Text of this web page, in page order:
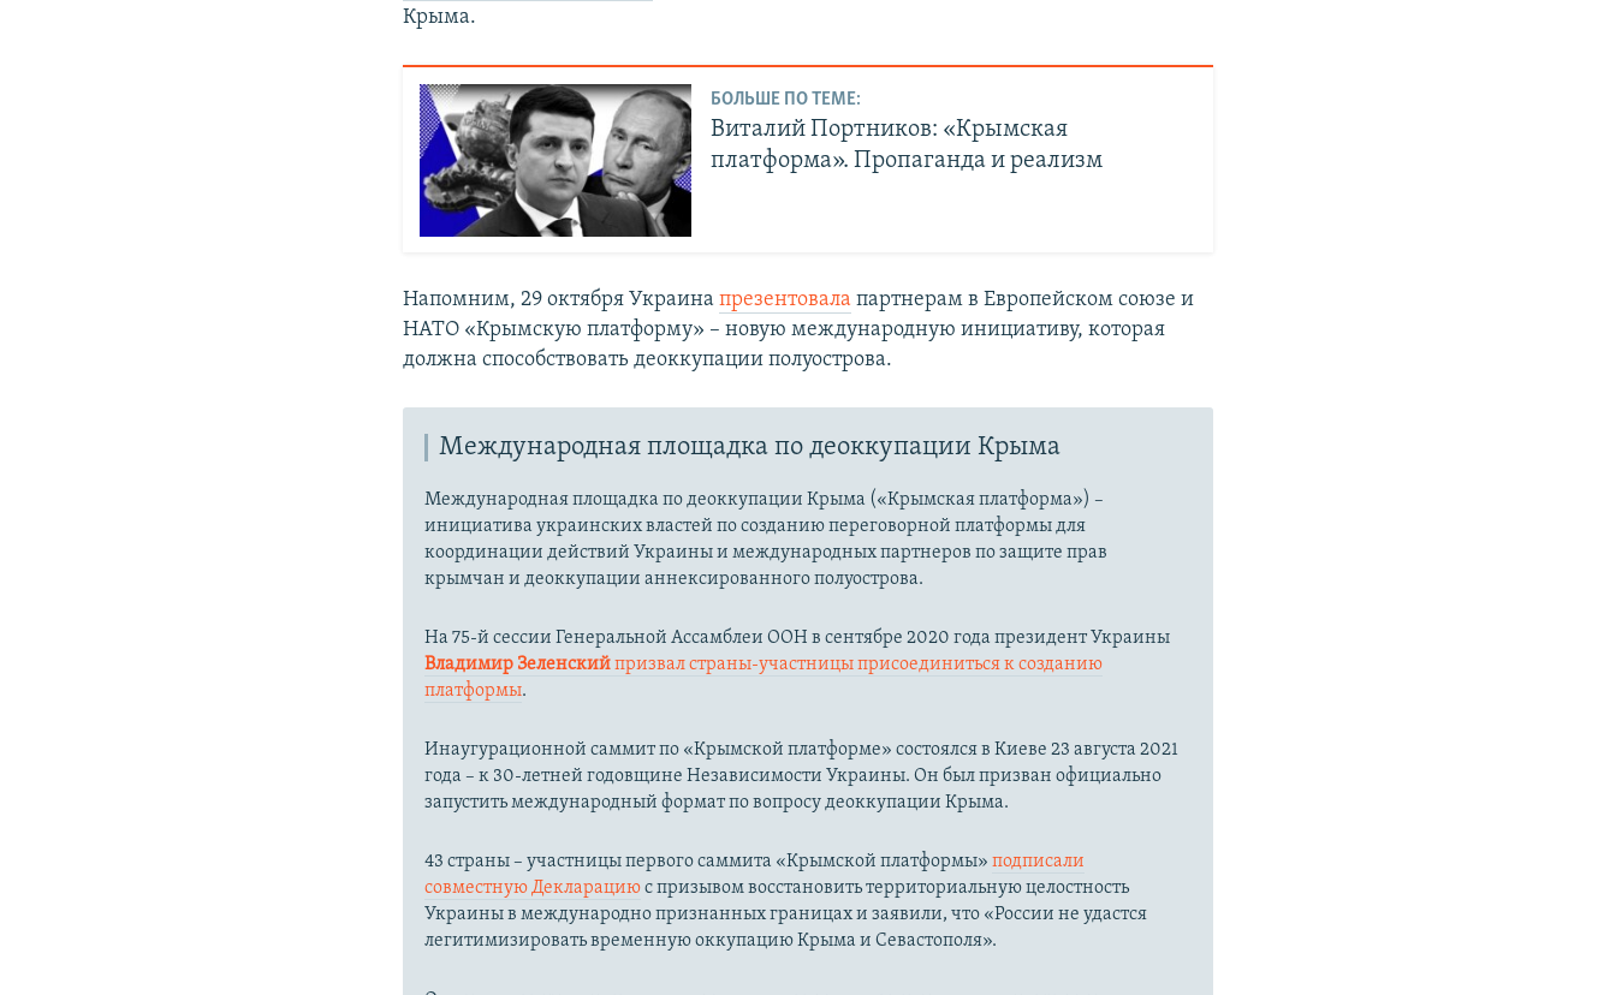
Крыма.
БОЛЬШЕ ПО ТЕМЕ:
Виталий Портников: «Крымская
платформа». Пропаганда и реализм
Напомним, 29 октября Украинапрезентовала партнерам в Европейском союзе и
НАТО «Крымскую платформу» – новую международную инициативу, которая
должна способствовать деоккупации полуострова.
Международная площадка по деоккупации Крыма
Международная площадка по деоккупации Крыма («Крымская платформа») –
инициатива украинских властей по созданию переговорной платформы для
координации действий Украины и международных партнеров по защите прав
крымчан и деоккупации аннексированного полуострова.
На 75-й сессии Генеральной Ассамблеи ООН в сентябре 2020 года президент Украины
Владимир Зеленскийпризвал страны-участницы присоединиться к созданию
платформы.
Инаугурационной саммит по «Крымской платформе» состоялся в Киеве 23 августа 2021
года – к 30-летней годовщине Независимости Украины. Он был призван официально
запустить международный формат по вопросу деоккупации Крыма.
43 страны – участницы первого саммита «Крымской платформы»подписали
совместную Декларациюс призывом восстановить территориальную целостность
Украины в международно признанных границах и заявили, что «России не удастся
легитимизировать временную оккупацию Крыма и Севастополя».